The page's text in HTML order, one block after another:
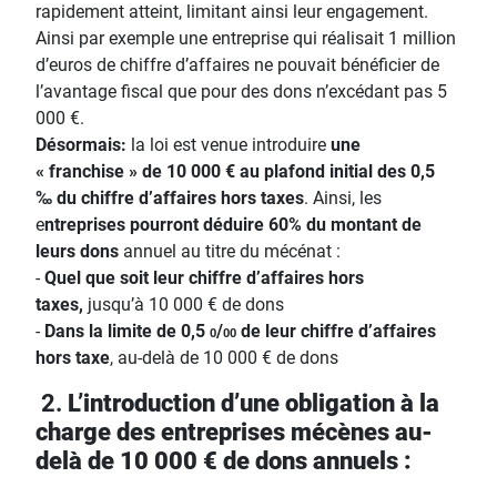
rapidement atteint, limitant ainsi leur engagement.
Ainsi par exemple une entreprise qui réalisait 1 million
d’euros de chiffre d’affaires ne pouvait bénéficier de
l’avantage fiscal que pour des dons n’excédant pas 5
000 €.
Désormais: la loi est venue introduire une
« franchise » de 10 000 € au plafond initial des 0,5
‰ du chiffre d’affaires hors taxes. Ainsi, les
entreprises pourront déduire 60% du montant de
leurs dons annuel au titre du mécénat :
-Quel que soit leur chiffre d’affaires hors
taxes, jusqu’à 10 000 € de dons
- Dans la limite de 0,5 0/00 de leur chiffre d’affaires
hors taxe, au-delà de 10 000 € de dons
2. L’introduction d’une obligation à la
charge des entreprises mécènes au-
delà de 10 000 € de dons annuels :